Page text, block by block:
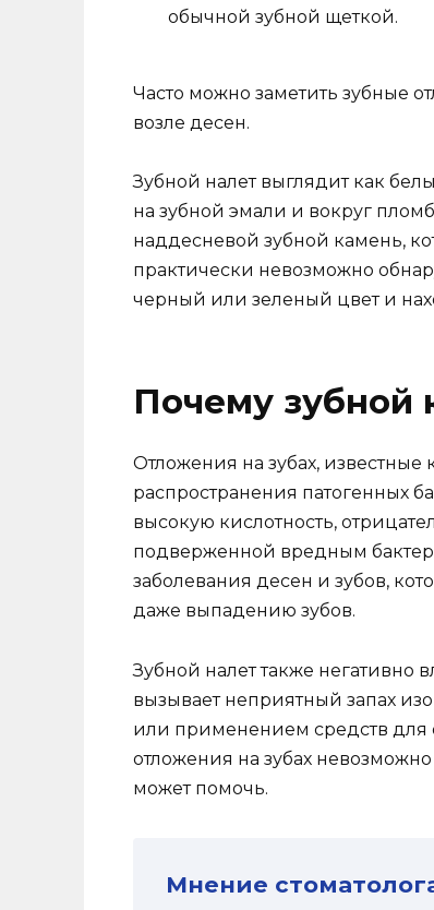
обычной зубной щеткой.
Часто можно заметить зубные
возле десен.
Зубной налет выглядит как
на зубной эмали и вокруг
наддесневой зубной камень,
практически невозможно
черный или зеленый цвет и
Почему зубной
Отложения на зубах,
распространения патогенных
высокую кислотность,
подверженной вредным
заболевания десен и зубов,
даже выпадению зубов.
Зубной налет также негативно
вызывает неприятный запах
или применением средств для
отложения на зубах
может помочь.
Мнение